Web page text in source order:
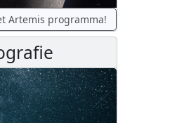
Artemis programma!